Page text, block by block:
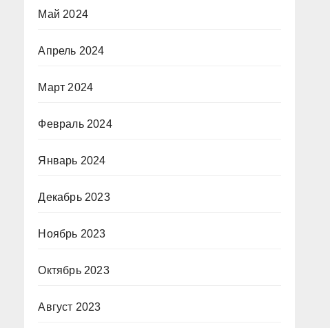
Май 2024
Апрель 2024
Март 2024
Февраль 2024
Январь 2024
Декабрь 2023
Ноябрь 2023
Октябрь 2023
Август 2023